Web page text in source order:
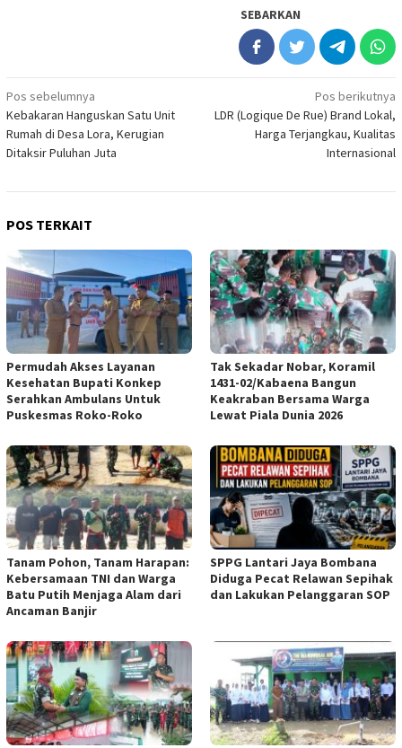
SEBARKAN
Navigasi
pos
Pos sebelumnya
Kebakaran Hanguskan Satu Unit
Rumah di Desa Lora, Kerugian
Ditaksir Puluhan Juta
Pos berikutnya
LDR (Logique De Rue) Brand Lokal,
Harga Terjangkau, Kualitas
Internasional
POS TERKAIT
Permudah Akses Layanan
Kesehatan Bupati Konkep
Serahkan Ambulans Untuk
Puskesmas Roko-Roko
Tak Sekadar Nobar, Koramil
1431-02/Kabaena Bangun
Keakraban Bersama Warga
Lewat Piala Dunia 2026
Tanam Pohon, Tanam Harapan:
Kebersamaan TNI dan Warga
Batu Putih Menjaga Alam dari
Ancaman Banjir
SPPG Lantari Jaya Bombana
Diduga Pecat Relawan Sepihak
dan Lakukan Pelanggaran SOP